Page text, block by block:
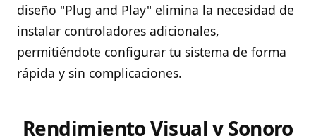
diseño "Plug and Play" elimina la necesidad de
instalar controladores adicionales,
permitiéndote configurar tu sistema de forma
rápida y sin complicaciones.
Rendimiento Visual y Sonoro